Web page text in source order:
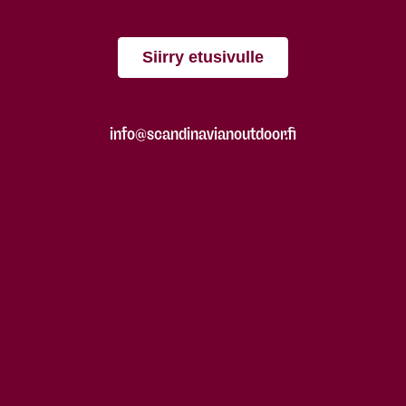
Siirry etusivulle
info@scandinavianoutdoor.fi